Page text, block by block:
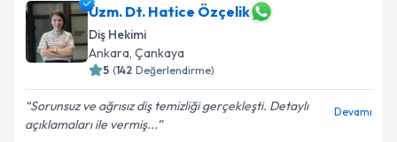
E-posta Adresiniz
Kişisel verilerimin işlenmesine ilişkinAydınlatma
Metni'ni okudum ve kişisel verilerimin belirtilen
Uzm. Dt. Hatice Özçelik
Diş Hekimi
Ankara, Çankaya
5 (142 Değerlendirme)
Sorunsuz ve ağrısız diş temizliği gerçekleşti. Detaylı
açıklamaları ile vermiş...
Devamı